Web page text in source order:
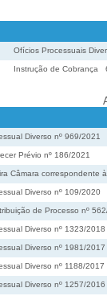
Ofícios Processuais
Instrução de Cobrança
Diverso nº 969/2021
Prévio nº 186/2021
Câmara correspondente
Diverso nº 109/2020
de Processo nº
Diverso nº 1323/2018
Diverso nº 1981/2017
Diverso nº 1188/2017
Diverso nº 1257/2016